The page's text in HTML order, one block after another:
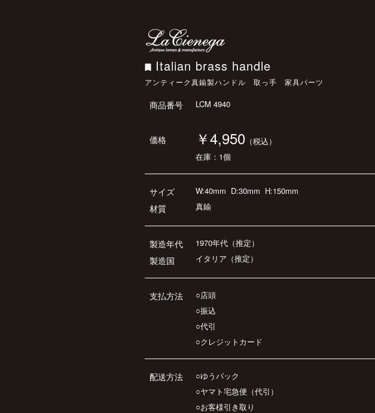
Italian brass handle
アンティーク真鍮製ハンドル 取っ手 家具パーツ
商品番号 LCM 4940
価格 ￥4,950 （税込）
在庫：1個
サイズ
材質
W:40mm D:30mm H:150mm
真鍮
製造年代
製造国
1970年代（推定）
イタリア（推定）
支払方法
○店頭
○振込
○代引
○クレジットカード
配送方法
○ゆうパック
○ヤマト宅急便（代引）
○お客様引き取り